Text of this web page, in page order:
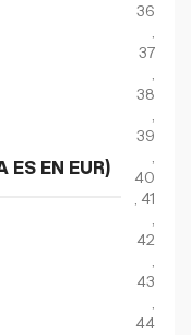
ES EN EUR)
36
,
37
,
38
,
39
,
40
, 41
,
42
,
43
,
44